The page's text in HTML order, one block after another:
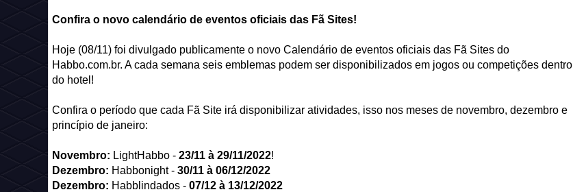
Confira o novo calendário de eventos oficiais das Fã Sites!
Hoje (08/11) foi divulgado publicamente o novo Calendário de eventos oficiais das Fã Sites do
Habbo.com.br. A cada semana seis emblemas podem ser disponibilizados em jogos ou competições dentro
do hotel!
Confira o período que cada Fã Site irá disponibilizar atividades, isso nos meses de novembro, dezembro e
princípio de janeiro:
Novembro: LightHabbo - 23/11 à 29/11/2022!
Dezembro: Habbonight - 30/11 à 06/12/2022
Dezembro: Habblindados - 07/12 à 13/12/2022